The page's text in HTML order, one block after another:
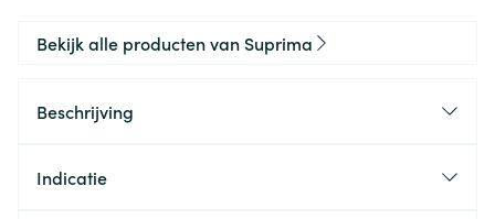
Bekijk alle producten van Suprima
Beschrijving
Indicatie